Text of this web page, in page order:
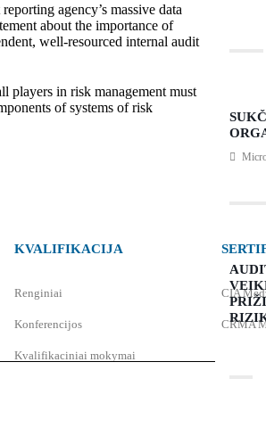
agency’s massive data
about the importance of
well-resourced internal audit
players in risk management must
of systems of risk
KVALIFIKACIJA
Renginiai
Konferencijos
Kvalifikaciniai mokymai
CIA
CRMA